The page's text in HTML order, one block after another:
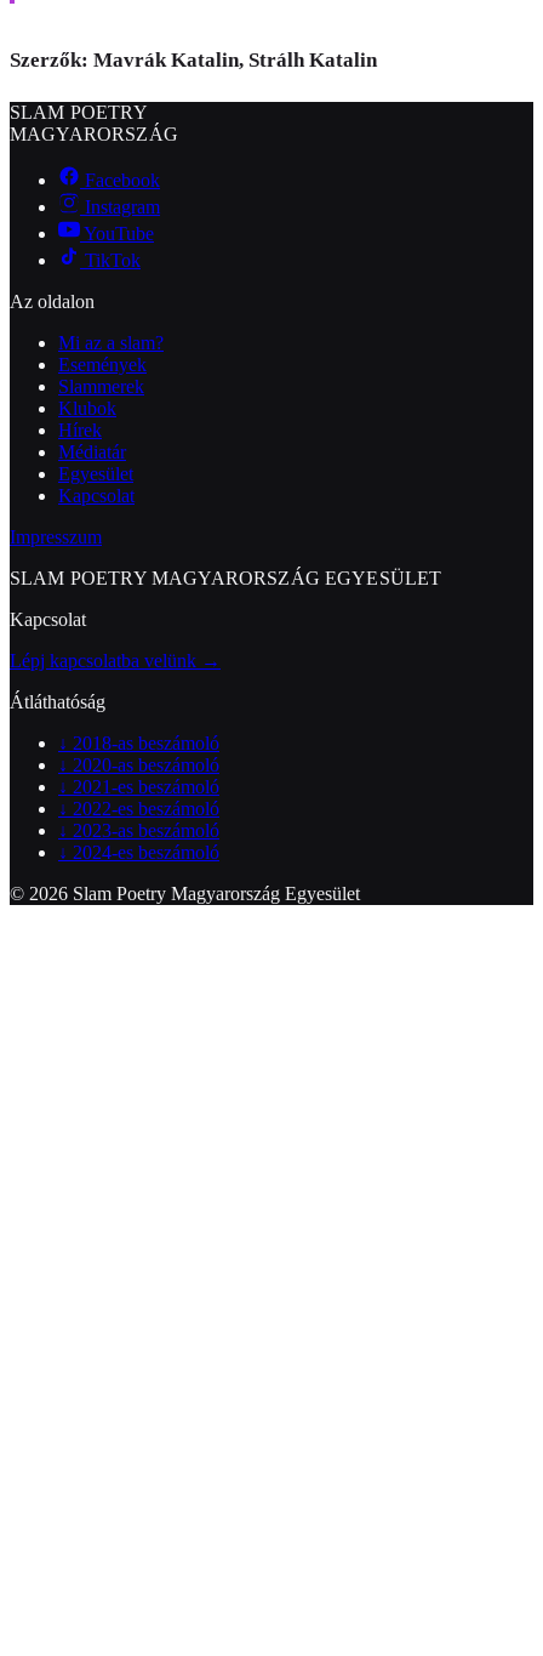
Szerzők: Mavrák Katalin, Strálh Katalin
SLAM POETRY
MAGYARORSZÁG
Facebook
Instagram
YouTube
TikTok
Az oldalon
Mi az a slam?
Események
Slammerek
Klubok
Hírek
Médiatár
Egyesület
Kapcsolat
Impresszum
SLAM POETRY MAGYARORSZÁG EGYESÜLET
Kapcsolat
Lépj kapcsolatba velünk →
Átláthatóság
↓ 2018-as beszámoló
↓ 2020-as beszámoló
↓ 2021-es beszámoló
↓ 2022-es beszámoló
↓ 2023-as beszámoló
↓ 2024-es beszámoló
© 2026 Slam Poetry Magyarország Egyesület